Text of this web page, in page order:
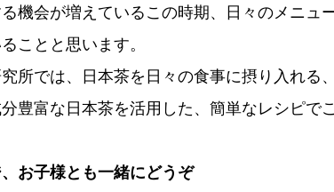
機会が増えているこの時期、日々のメニュ
ことと思います。
所では、日本茶を日々の食事に摂り入れる
豊富な日本茶を活用した、簡単なレシピで
お子様とも一緒にどうぞ